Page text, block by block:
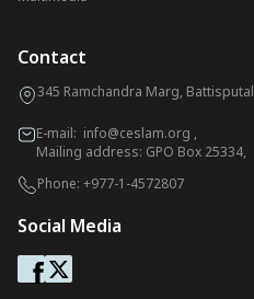
Contact
345 Ramchandra Marg,
E-mail: info@ceslam.org ,
Mailing address: GPO Box 25334,
Phone: +977-1-4572807
Social Media